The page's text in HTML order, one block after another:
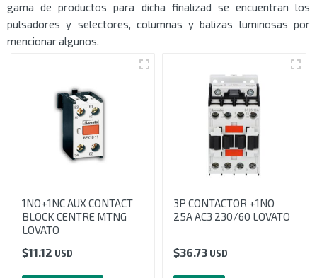
gama de productos para dicha finalizad se encuentran los
pulsadores y selectores, columnas y balizas luminosas por
mencionar algunos.
1NO+1NC AUX CONTACT
BLOCK CENTRE MTNG
LOVATO
$11.12 USD
3P CONTACTOR +1NO
25A AC3 230/60 LOVATO
$36.73 USD